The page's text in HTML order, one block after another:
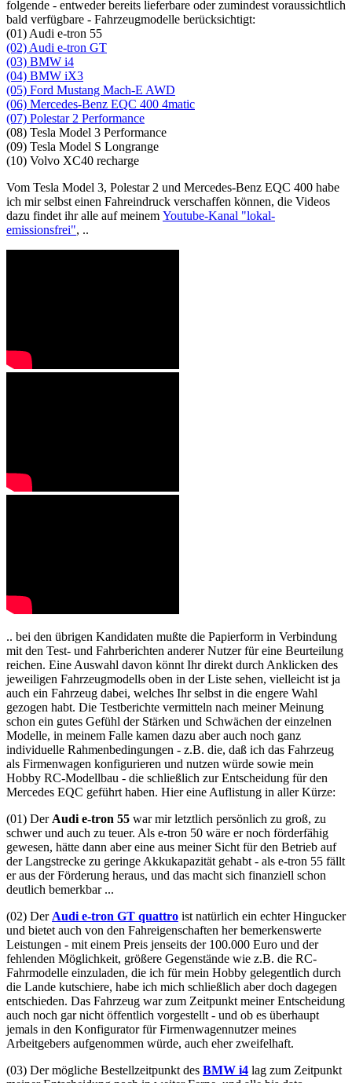
folgende - entweder bereits lieferbare oder zumindest voraussichtlich
bald verfügbare - Fahrzeugmodelle berücksichtigt:
(01) Audi e-tron 55
(02) Audi e-tron GT
(03) BMW i4
(04) BMW iX3
(05) Ford Mustang Mach-E AWD
(06) Mercedes-Benz EQC 400 4matic
(07) Polestar 2 Performance
(08) Tesla Model 3 Performance
(09) Tesla Model S Longrange
(10) Volvo XC40 recharge
Vom Tesla Model 3, Polestar 2 und Mercedes-Benz EQC 400 habe
ich mir selbst einen Fahreindruck verschaffen können, die Videos
dazu findet ihr alle auf meinem Youtube-Kanal "lokal-
emissionsfrei", ..
.. bei den übrigen Kandidaten mußte die Papierform in Verbindung
mit den Test- und Fahrberichten anderer Nutzer für eine Beurteilung
reichen. Eine Auswahl davon könnt Ihr direkt durch Anklicken des
jeweiligen Fahrzeugmodells oben in der Liste sehen, vielleicht ist ja
auch ein Fahrzeug dabei, welches Ihr selbst in die engere Wahl
gezogen habt. Die Testberichte vermitteln nach meiner Meinung
schon ein gutes Gefühl der Stärken und Schwächen der einzelnen
Modelle, in meinem Falle kamen dazu aber auch noch ganz
individuelle Rahmenbedingungen - z.B. die, daß ich das Fahrzeug
als Firmenwagen konfigurieren und nutzen würde sowie mein
Hobby RC-Modellbau - die schließlich zur Entscheidung für den
Mercedes EQC geführt haben. Hier eine Auflistung in aller Kürze:
(01) Der Audi e-tron 55 war mir letztlich persönlich zu groß, zu
schwer und auch zu teuer. Als e-tron 50 wäre er noch förderfähig
gewesen, hätte dann aber eine aus meiner Sicht für den Betrieb auf
der Langstrecke zu geringe Akkukapazität gehabt - als e-tron 55 fällt
er aus der Förderung heraus, und das macht sich finanziell schon
deutlich bemerkbar ...
(02) Der Audi e-tron GT quattro ist natürlich ein echter Hingucker
und bietet auch von den Fahreigenschaften her bemerkenswerte
Leistungen - mit einem Preis jenseits der 100.000 Euro und der
fehlenden Möglichkeit, größere Gegenstände wie z.B. die RC-
Fahrmodelle einzuladen, die ich für mein Hobby gelegentlich durch
die Lande kutschiere, habe ich mich schließlich aber doch dagegen
entschieden. Das Fahrzeug war zum Zeitpunkt meiner Entscheidung
auch noch gar nicht öffentlich vorgestellt - und ob es überhaupt
jemals in den Konfigurator für Firmenwagennutzer meines
Arbeitgebers aufgenommen würde, auch eher zweifelhaft.
(03) Der mögliche Bestellzeitpunkt des BMW i4 lag zum Zeitpunkt